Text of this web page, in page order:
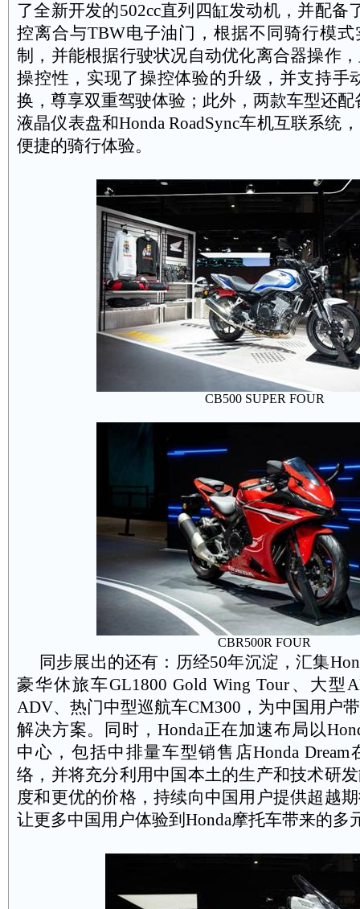
了全新开发的502cc直列四缸发动机，并配备
控离合与TBW电子油门，根据不同骑行模
制，并能根据行驶状况自动优化离合器操作
操控性，实现了操控体验的升级，并支持手
换，尊享双重驾驶体验；此外，两款车型还配
液晶仪表盘和Honda RoadSync车机互联系统
便捷的骑行体验。
CB500 SUPER FOUR
CBR500R FOUR
同步展出的还有：历经50年沉淀，汇集
豪华休旅车GL1800 Gold Wing Tour 、大型
ADV、热门中型巡航车CM300 ，为中国用户
解决方案。同时， Honda正在加速布局以
中心，包括中排量车型销售店Honda Dream
络，并将充分利用中国本土的生产和技术研
度和更优的价格，持续向中国用户提供超越
让更多中国用户体验到 Honda摩托车带来的多